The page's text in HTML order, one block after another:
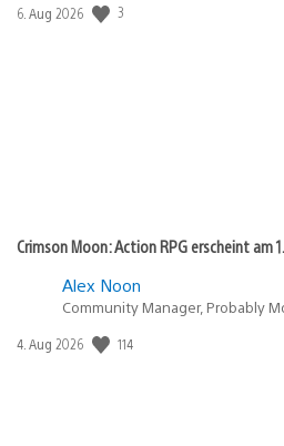
Veröffentlichungsdatum:
6. Aug 2026 3
Crimson Moon: Action RPG erscheint am
Alex Noon
Community Manager, Probably
Veröffentlichungsdatum:
4. Aug 2026 114